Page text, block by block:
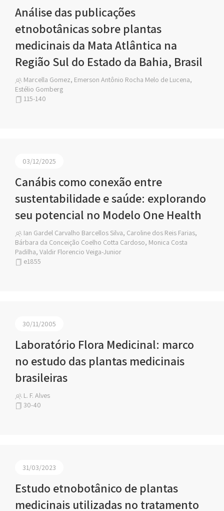
Análise das publicações
etnobotânicas sobre plantas
medicinais da Mata Atlântica na
Região Sul do Estado da Bahia, Brasil
Marcella Gomez, Emerson Antônio Rocha Melo de Lucena,
Estélio Gomberg
115-140
03/12/2025
Canábis como conexão entre
sustentabilidade e saúde: explorando
seu potencial no Modelo One Health
Ian Gardel Carvalho Barcellos Silva, Caroline dos Reis Farias,
Bárbara da Conceição Coelho Cotta Cardoso, Monica Costa
Padilha, Valdir Florencio Veiga-Junior
e1855
30/11/2005
Laboratório Flora Medicinal: marco
no estudo das plantas medicinais
brasileiras
L. F. Alves
30-40
31/03/2023
Estudo etnobotânico de plantas
medicinais utilizadas no tratamento